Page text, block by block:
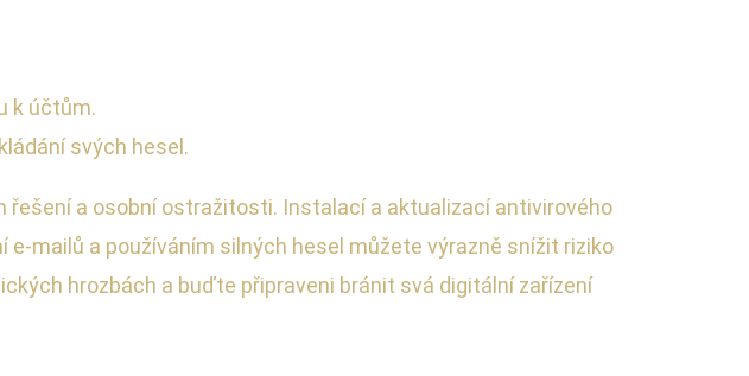
k účtům.
svých hesel.
řešení a osobní ostražitosti. Instalací a aktualizací antivirového
mailů a používáním silných hesel můžete výrazně snížit riziko
hrozbách a buďte připraveni bránit svá digitální zařízení